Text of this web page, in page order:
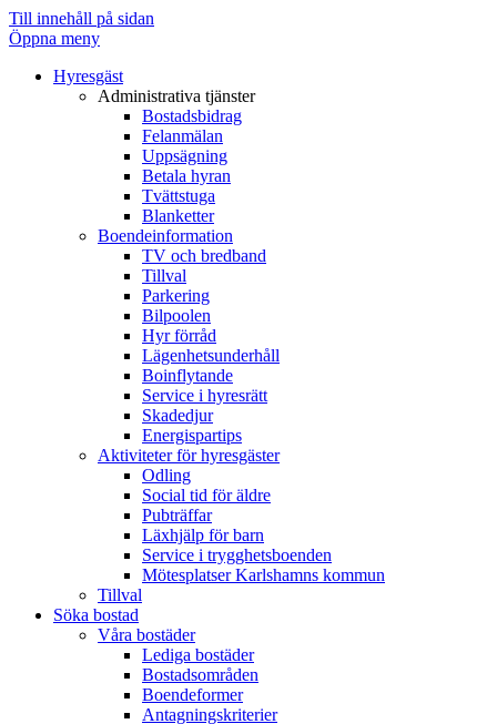
Observera:
Denna
innehåller
tillgänglighetssystem.
Till innehåll på sidan
Öppna meny
Hyresgäst
Administrativa tjänster
Bostadsbidrag
Felanmälan
Uppsägning
Betala hyran
Tvättstuga
Blanketter
Boendeinformation
TV och bredband
Tillval
Parkering
Bilpoolen
Hyr förråd
Lägenhetsunderhåll
Boinflytande
Service i hyresrätt
Skadedjur
Energispartips
Aktiviteter för hyresgäster
Odling
Social tid för äldre
Pubträffar
Läxhjälp för barn
Service i trygghetsboenden
Mötesplatser Karlshamns kommun
Tillval
Söka bostad
Våra bostäder
Lediga bostäder
Bostadsområden
Boendeformer
Antagningskriterier